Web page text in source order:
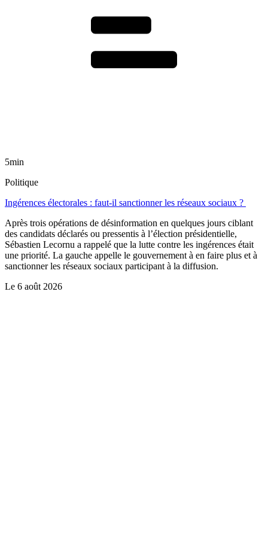
5min
Politique
Ingérences électorales : faut-il sanctionner les réseaux sociaux ?
Après trois opérations de désinformation en quelques jours ciblant
des candidats déclarés ou pressentis à l’élection présidentielle,
Sébastien Lecornu a rappelé que la lutte contre les ingérences était
une priorité. La gauche appelle le gouvernement à en faire plus et à
sanctionner les réseaux sociaux participant à la diffusion.
Le 6 août 2026